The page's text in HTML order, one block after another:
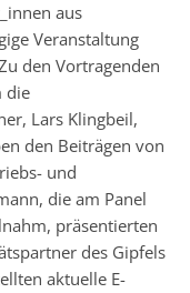
aus
Veranstaltung
den Vortragenden
die
Lars Klingbeil,
den Beiträgen von
und
die am Panel
präsentierten
des Gipfels
aktuelle E-